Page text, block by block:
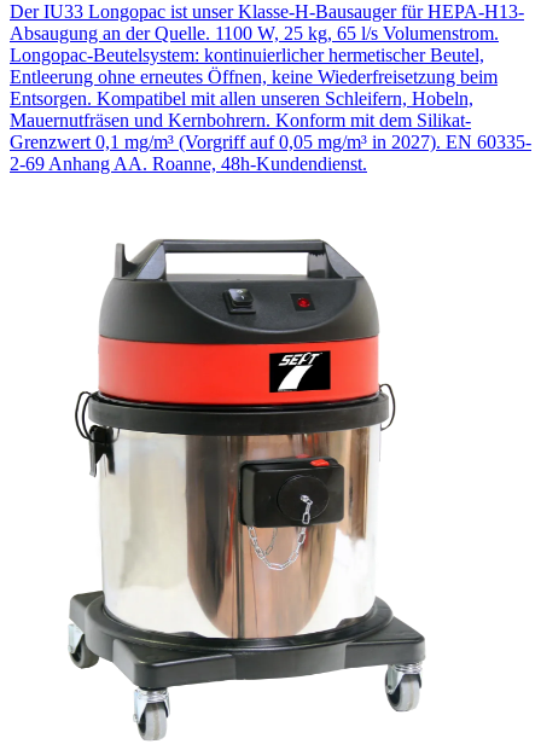
Der IU33 Longopac ist unser Klasse-H-Bausauger für HEPA-H13-
Absaugung an der Quelle. 1100 W, 25 kg, 65 l/s Volumenstrom.
Longopac-Beutelsystem: kontinuierlicher hermetischer Beutel,
Entleerung ohne erneutes Öffnen, keine Wiederfreisetzung beim
Entsorgen. Kompatibel mit allen unseren Schleifern, Hobeln,
Mauernutfräsen und Kernbohrern. Konform mit dem Silikat-
Grenzwert 0,1 mg/m³ (Vorgriff auf 0,05 mg/m³ in 2027). EN 60335-
2-69 Anhang AA. Roanne, 48h-Kundendienst.